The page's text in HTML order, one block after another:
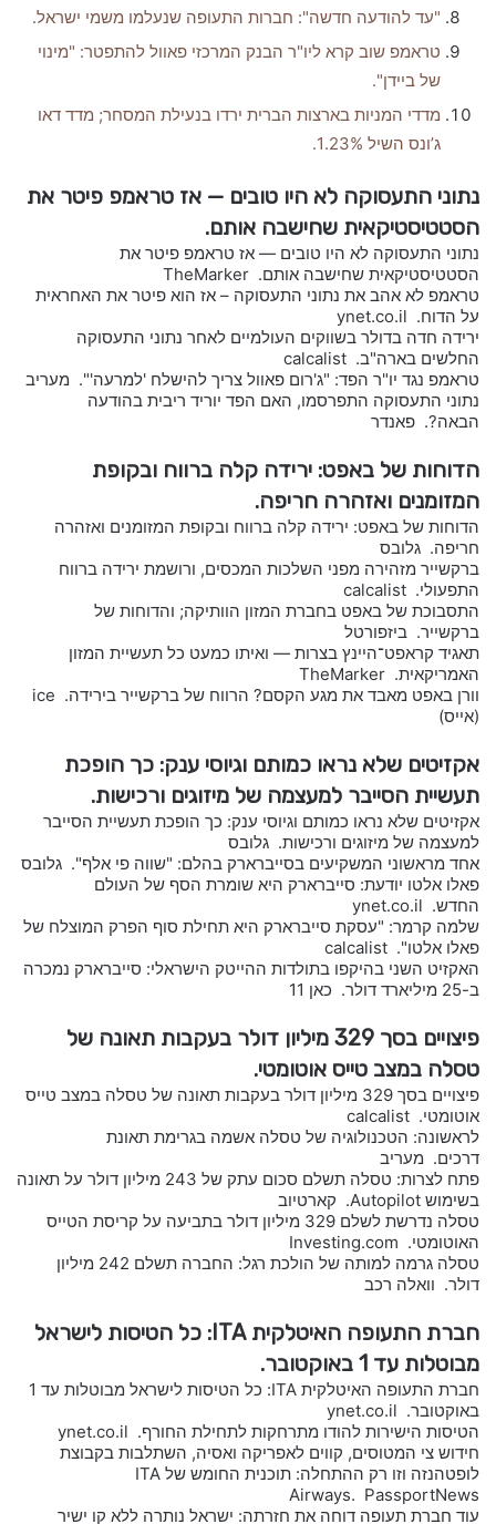
"עד להודעה חדשה": חברות התעופה שנעלמו משמי ישראל.
טראמפ שוב קרא ליו"ר הבנק המרכזי פאוול להתפטר: "מינוי
של ביידן".
מדדי המניות בארצות הברית ירדו בנעילת המסחר; מדד דאו
ג’ונס השיל 1.23%.
נתוני התעסוקה לא היו טובים — אז טראמפ פיטר את
הסטטיסטיקאית שחישבה אותם.
נתוני התעסוקה לא היו טובים — אז טראמפ פיטר את
הסטטיסטיקאית שחישבה אותם. TheMarker
טראמפ לא אהב את נתוני התעסוקה – אז הוא פיטר את האחראית
על הדוח. ynet.co.il
ירידה חדה בדולר בשווקים העולמיים לאחר נתוני התעסוקה
החלשים בארה"ב. calcalist
טראמפ נגד יו"ר הפד: "ג'רום פאוול צריך להישלח 'למרעה'". מעריב
נתוני התעסוקה התפרסמו, האם הפד יוריד ריבית בהודעה
הבאה?. פאנדר
הדוחות של באפט: ירידה קלה ברווח ובקופת
המזומנים ואזהרה חריפה.
הדוחות של באפט: ירידה קלה ברווח ובקופת המזומנים ואזהרה
חריפה. גלובס
ברקשייר מזהירה מפני השלכות המכסים, ורושמת ירידה ברווח
התפעולי. calcalist
התסבוכת של באפט בחברת המזון הוותיקה; והדוחות של
ברקשייר. ביזפורטל
תאגיד קראפט־היינץ בצרות — ואיתו כמעט כל תעשיית המזון
האמריקאית. TheMarker
וורן באפט מאבד את מגע הקסם? הרווח של ברקשייר בירידה. ice
(אייס)
אקזיטים שלא נראו כמותם וגיוסי ענק: כך הופכת
תעשיית הסייבר למעצמה של מיזוגים ורכישות.
אקזיטים שלא נראו כמותם וגיוסי ענק: כך הופכת תעשיית הסייבר
למעצמה של מיזוגים ורכישות. גלובס
אחד מראשוני המשקיעים בסייברארק בהלם: "שווה פי אלף". גלובס
פאלו אלטו יודעת: סייברארק היא שומרת הסף של העולם
החדש. ynet.co.il
שלמה קרמר: "עסקת סייברארק היא תחילת סוף הפרק המוצלח של
פאלו אלטו". calcalist
האקזיט השני בהיקפו בתולדות ההייטק הישראלי: סייברארק נמכרה
ב-25 מיליארד דולר. כאן 11
פיצויים בסך 329 מיליון דולר בעקבות תאונה של
טסלה במצב טייס אוטומטי.
פיצויים בסך 329 מיליון דולר בעקבות תאונה של טסלה במצב טייס
אוטומטי. calcalist
לראשונה: הטכנולוגיה של טסלה אשמה בגרימת תאונת
דרכים. מעריב
פתח לצרות: טסלה תשלם סכום עתק של 243 מיליון דולר על תאונה
בשימוש Autopilot. קארטיוב
טסלה נדרשת לשלם 329 מיליון דולר בתביעה על קריסת הטייס
האוטומטי. Investing.com
טסלה גרמה למותה של הולכת רגל: החברה תשלם 242 מיליון
דולר. וואלה רכב
חברת התעופה האיטלקית ITA: כל הטיסות לישראל
מבוטלות עד 1 באוקטובר.
חברת התעופה האיטלקית ITA: כל הטיסות לישראל מבוטלות עד 1
באוקטובר. ynet.co.il
הטיסות הישירות להודו מתרחקות לתחילת החורף. ynet.co.il
חידוש צי המטוסים, קווים לאפריקה ואסיה, השתלבות בקבוצת
לופטהנזה וזו רק ההתחלה: תוכנית החומש של ITA
Airways. PassportNews
עוד חברת תעופה דוחה את חזרתה: ישראל נותרה ללא קו ישיר